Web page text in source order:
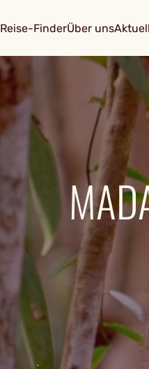
Reise-FinderÜber uns